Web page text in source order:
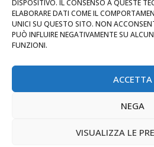
DISPOSITIVO. IL CONSENSO A QUESTE
ELABORARE DATI COME IL
UNICI SU QUESTO SITO. NON
PUÒ INFLUIRE NEGATIVAMENTE SU
FUNZIONI.
ACCETTA
NEGA
VISUALIZZA LE
Privacy Policy
Cookie Policy
MAPS
CHIAMA